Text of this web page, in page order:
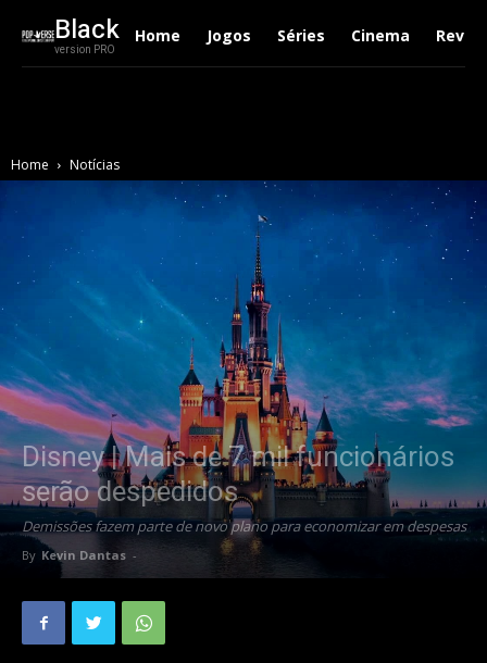
Black
version PRO
Home Jogos Séries Cinema
Home Notícias
Disney | Mais de 7 mil funcionários
serão despedidos
Demissões fazem parte de novo plano para economizar em despesas
By Kevin Dantas -